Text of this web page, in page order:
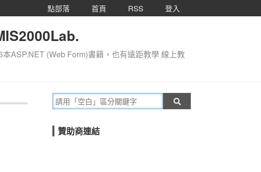
點部落 首頁 RSS 登入
ASP.NET (Web Form)書籍，也有遠距教學 線上教
贊助商連結